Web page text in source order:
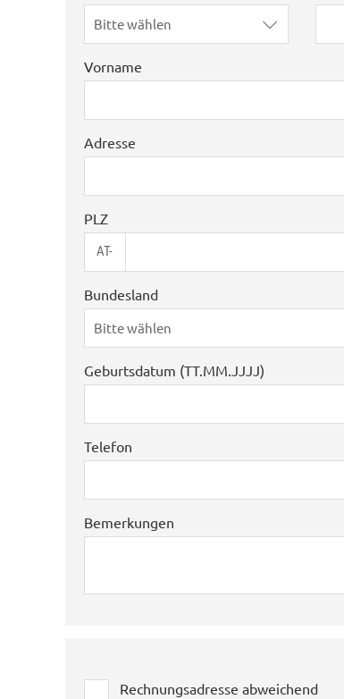
Bitte wählen
Vorname
Adresse
PLZ
AT-
Bundesland
Bitte wählen
Geburtsdatum (TT.MM.JJJJ)
Telefon
Bemerkungen
Rechnungsadresse abweichend